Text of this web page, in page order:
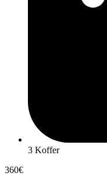
3 Koffer
360€